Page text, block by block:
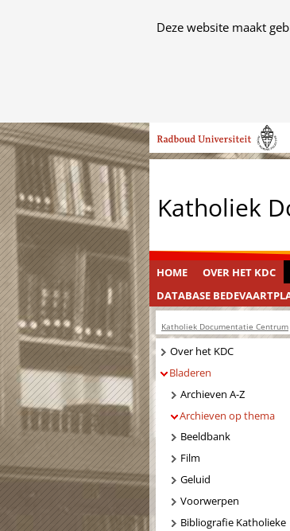
Cookies
Deze website maakt
gebruik
van
op
deze
worden
toegestaan
geweigerd.
Ga
naar
de
inhoud
Katholiek
HOME OVER HET KDC
DATABASE
Katholiek Documentatie Centrum
Navigatie
Over het KDC
Bladeren
Archieven A-Z
Archieven op thema
Beeldbank
Film
Geluid
Voorwerpen
Bibliografie Katholieke